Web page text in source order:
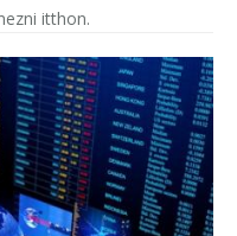
itthon.